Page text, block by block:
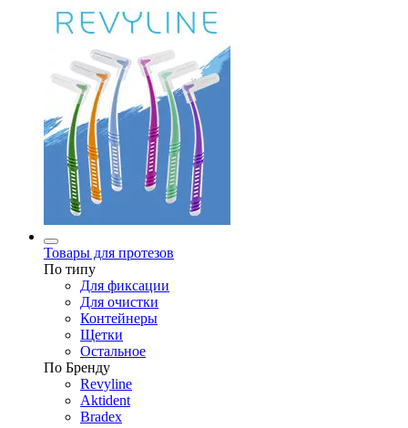
Товары для протезов
По типу
Для фиксации
Для очистки
Контейнеры
Щетки
Остальное
По Бренду
Revyline
Aktident
Bradex